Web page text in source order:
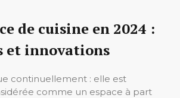
de cuisine en 2024 :
et innovations
continuellement : elle est
comme un espace à part